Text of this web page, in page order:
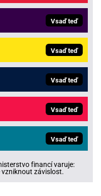
Vsaď teď
Vsaď teď
Vsaď teď
Vsaď teď
Vsaď teď
financí varuje:
vzniknout závislost.